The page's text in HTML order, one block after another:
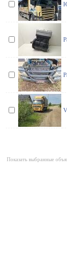
Показать выбранные